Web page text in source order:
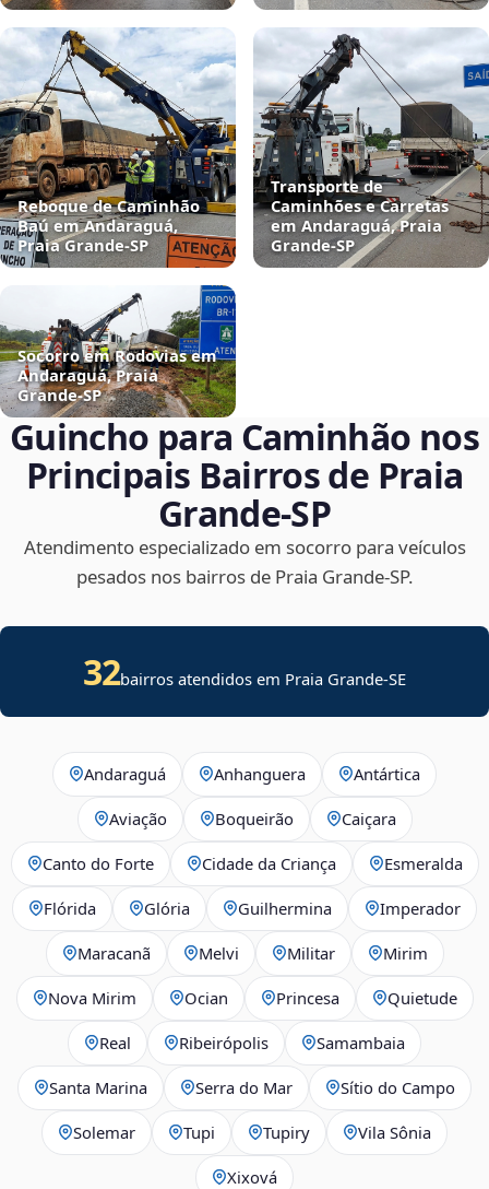
Reboque de Caminhão
Baú em Andaraguá,
Praia Grande‑SP
Transporte de
Caminhões e Carretas
em Andaraguá, Praia
Grande‑SP
Socorro em Rodovias em
Andaraguá, Praia
Grande‑SP
Guincho para Caminhão nos
Principais Bairros de Praia
Grande‑SP
Atendimento especializado em socorro para veículos
pesados nos bairros de Praia Grande‑SP.
32bairros atendidos em Praia Grande-SE
Andaraguá Anhanguera Antártica
Aviação Boqueirão Caiçara
Canto do Forte Cidade da Criança Esmeralda
Flórida Glória Guilhermina Imperador
Maracanã Melvi Militar Mirim
Nova Mirim Ocian Princesa Quietude
Real Ribeirópolis Samambaia
Santa Marina Serra do Mar Sítio do Campo
Solemar Tupi Tupiry Vila Sônia
Xixová